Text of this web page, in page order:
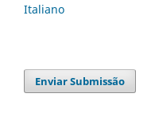
Italiano
Enviar Submissão